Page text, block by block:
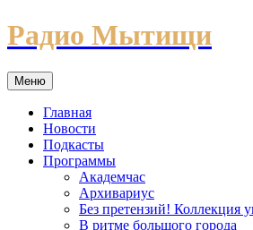
Перейти
к
Радио Мытищи
Меню
Главная
Новости
Подкасты
Программы
Академчас
Архивариус
Без претензий! Коллекция
В ритме большого города